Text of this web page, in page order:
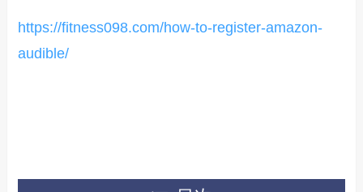
https://fitness098.com/how-to-register-amazon-
audible/